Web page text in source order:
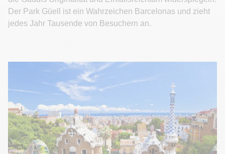
Der Park Güell ist ein Wahrzeichen Barcelonas und zieht
jedes Jahr Tausende von Besuchern an.